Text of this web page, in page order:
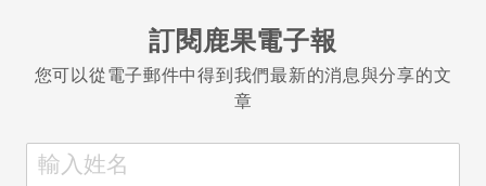
訂閱鹿果電子報
您可以從電子郵件中得到我們最新的消息與分享的文
章